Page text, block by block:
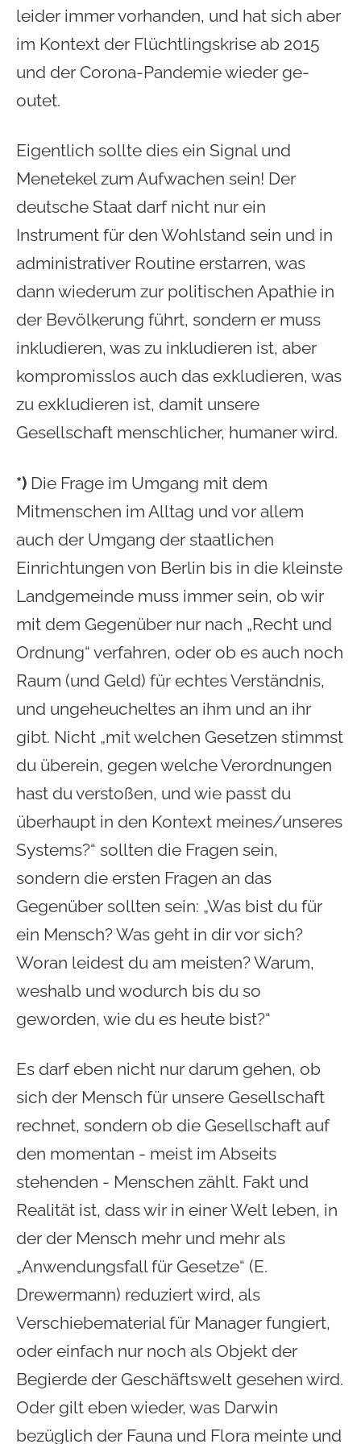
leider immer vorhanden, und hat sich aber
im Kontext der Flüchtlingskrise ab 2015
und der Corona-Pandemie wieder ge-
outet.
Eigentlich sollte dies ein Signal und
Menetekel zum Aufwachen sein! Der
deutsche Staat darf nicht nur ein
Instrument für den Wohlstand sein und in
administrativer Routine erstarren, was
dann wiederum zur politischen Apathie in
der Bevölkerung führt, sondern er muss
inkludieren, was zu inkludieren ist, aber
kompromisslos auch das exkludieren, was
zu exkludieren ist, damit unsere
Gesellschaft menschlicher, humaner wird.
*) Die Frage im Umgang mit dem
Mitmenschen im Alltag und vor allem
auch der Umgang der staatlichen
Einrichtungen von Berlin bis in die kleinste
Landgemeinde muss immer sein, ob wir
mit dem Gegenüber nur nach „Recht und
Ordnung“ verfahren, oder ob es auch noch
Raum (und Geld) für echtes Verständnis,
und ungeheucheltes an ihm und an ihr
gibt. Nicht „mit welchen Gesetzen stimmst
du überein, gegen welche Verordnungen
hast du verstoßen, und wie passt du
überhaupt in den Kontext meines/unseres
Systems?“ sollten die Fragen sein,
sondern die ersten Fragen an das
Gegenüber sollten sein: „Was bist du für
ein Mensch? Was geht in dir vor sich?
Woran leidest du am meisten? Warum,
weshalb und wodurch bis du so
geworden, wie du es heute bist?“
Es darf eben nicht nur darum gehen, ob
sich der Mensch für unsere Gesellschaft
rechnet, sondern ob die Gesellschaft auf
den momentan - meist im Abseits
stehenden - Menschen zählt. Fakt und
Realität ist, dass wir in einer Welt leben, in
der der Mensch mehr und mehr als
„Anwendungsfall für Gesetze“ (E.
Drewermann) reduziert wird, als
Verschiebematerial für Manager fungiert,
oder einfach nur noch als Objekt der
Begierde der Geschäftswelt gesehen wird.
Oder gilt eben wieder, was Darwin
bezüglich der Fauna und Flora meinte und